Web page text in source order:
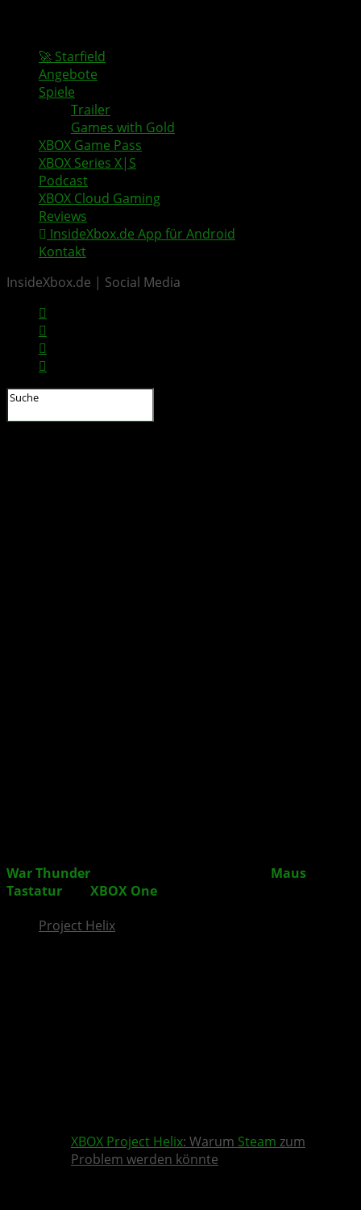
🚀 Starfield
Angebote
Spiele
Trailer
Games with Gold
XBOX Game Pass
XBOX Series X|S
Podcast
XBOX Cloud Gaming
Reviews
InsideXbox.de App für Android
Kontakt
InsideXbox.de | Social Media
War Thunder Maus
Tastatur
XBOX One
Project Helix
XBOX Project Helix: Warum Steam zum
Problem werden könnte